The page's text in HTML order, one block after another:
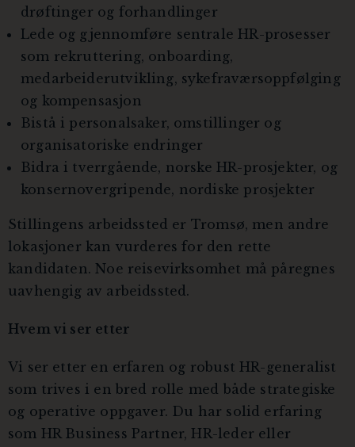
drøftinger og forhandlinger
Lede og gjennomføre sentrale HR-prosesser
som rekruttering, onboarding,
medarbeiderutvikling, sykefraværsoppfølging
og kompensasjon
Bistå i personalsaker, omstillinger og
organisatoriske endringer
Bidra i tverrgående, norske HR-prosjekter, og
konsernovergripende, nordiske prosjekter
Stillingens arbeidssted er Tromsø, men andre
lokasjoner kan vurderes for den rette
kandidaten. Noe reisevirksomhet må påregnes
uavhengig av arbeidssted.
Hvem vi ser etter
Vi ser etter en erfaren og robust HR-generalist
som trives i en bred rolle med både strategiske
og operative oppgaver. Du har solid erfaring
som HR Business Partner, HR-leder eller